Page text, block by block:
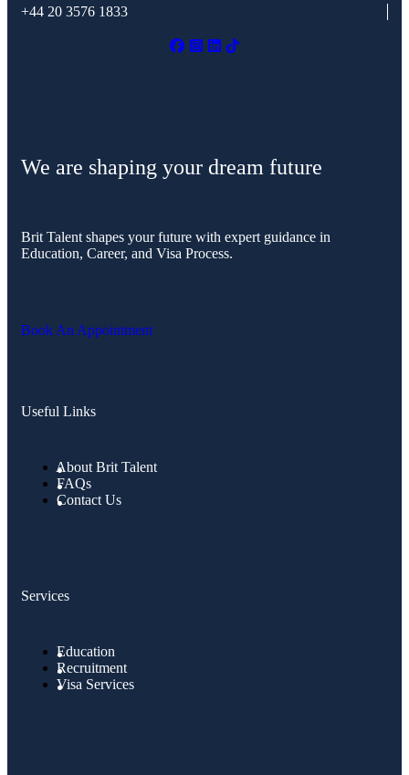
+44 20 3576 1833
We are shaping your dream future
Brit Talent shapes your future with expert guidance in
Education, Career, and Visa Process.
Book An Appointment
Useful Links
About Brit Talent
FAQs
Contact Us
Services
Education
Recruitment
Visa Services